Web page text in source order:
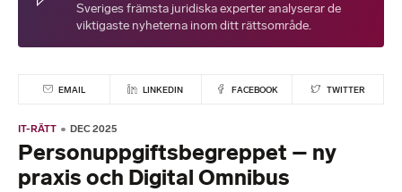
Sveriges främsta juridiska experter analyserar de
viktigaste nyheterna inom ditt rättsområde.
EMAIL LINKEDIN FACEBOOK TWITTER
IT-RÄTT DEC 2025
Personuppgiftsbegreppet – ny
praxis och Digital Omnibus